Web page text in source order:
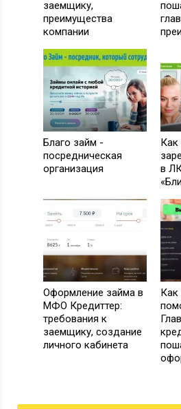
до 30
35 заявка за 30
ЗАЙМ ОТ
до
Ставка в день
Срокдо 30
ПОЛУЧИТЬ
24 заявка за 30
СКИДКА
Сумма, рубдо
заемщику,
преимущества
компании
Благо займ -
посредническая
организация
Как
в
Оформление займа в
МФО Кредиттер:
требования к
заемщику, создание
личного кабинета